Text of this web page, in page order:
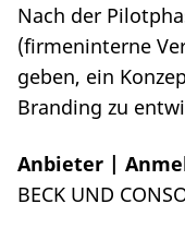
Nach der
(firmeninterne
geben, ein
Branding zu
Anbieter |
BECK UND